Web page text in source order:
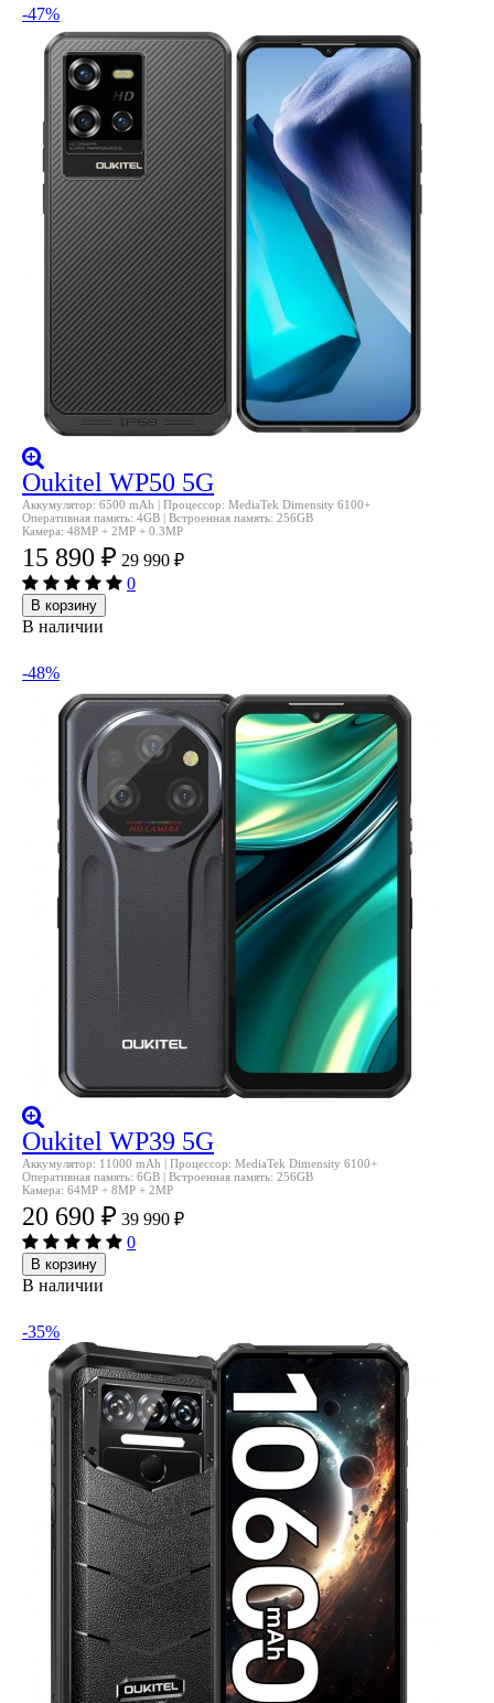
-47%
Oukitel WP50 5G
Аккумулятор: 6500 mAh | Процессор: MediaTek Dimensity 6100+
Оперативная память: 4GB | Встроенная память: 256GB
Камера: 48MP + 2MP + 0.3MP
15 890 ₽ 29 990 ₽
0
В корзину
В наличии
-48%
Oukitel WP39 5G
Аккумулятор: 11000 mAh | Процессор: MediaTek Dimensity 6100+
Оперативная память: 6GB | Встроенная память: 256GB
Камера: 64MP + 8MP + 2MP
20 690 ₽ 39 990 ₽
0
В корзину
В наличии
-35%